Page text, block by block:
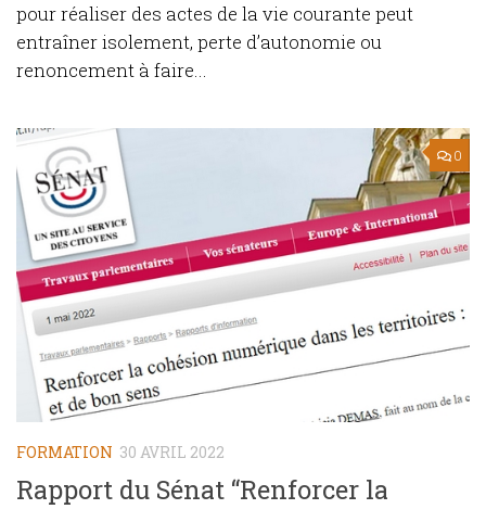
pour réaliser des actes de la vie courante peut
entraîner isolement, perte d’autonomie ou
renoncement à faire...
0
FORMATION 30 AVRIL 2022
Rapport du Sénat “Renforcer la